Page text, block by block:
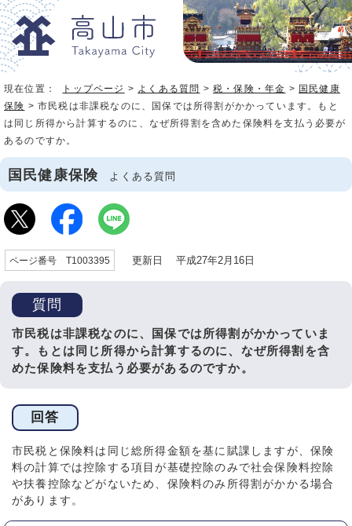
現在位置： トップページ > よくある質問 >税・保険・年金 > 国民健康
保険 > 市民税は非課税なのに、国保では所得割がかかっています。もと
は同じ所得から計算するのに、なぜ所得割を含めた保険料を支払う必要が
あるのですか。
国民健康保険 よくある質問
ページ番号 T1003395 更新日 平成27年2月16日
質問
市民税は非課税なのに、国保では所得割がかかっていま
す。もとは同じ所得から計算するのに、なぜ所得割を含
めた保険料を支払う必要があるのですか。
回答
市民税と保険料は同じ総所得金額を基に賦課しますが、保険
料の計算では控除する項目が基礎控除のみで社会保険料控除
や扶養控除などがないため、保険料のみ所得割がかかる場合
があります。